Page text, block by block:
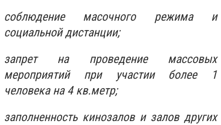
соблюдение масочного режима и
социальной дистанции;
запрет на проведение массовых
мероприятий при участии более 1
человека на 4 кв.метр;
заполненность кинозалов и залов других